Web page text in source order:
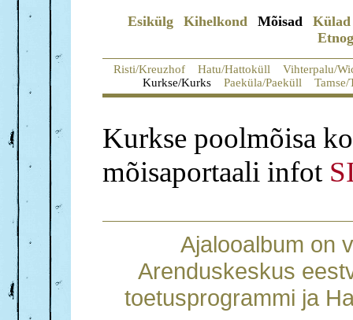
Esikülg Kihelkond Mõisad
Külad
Risti/Kreuzhof Hatu/Hattoküll
Vihterpalu/
Kurkse/Kurks
Paeküla/Paeküll Tamse/
Kurkse poolmõisa
mõisaportaali infot
Ajalooalbum on
Arenduskeskus
toetusprogrammi ja